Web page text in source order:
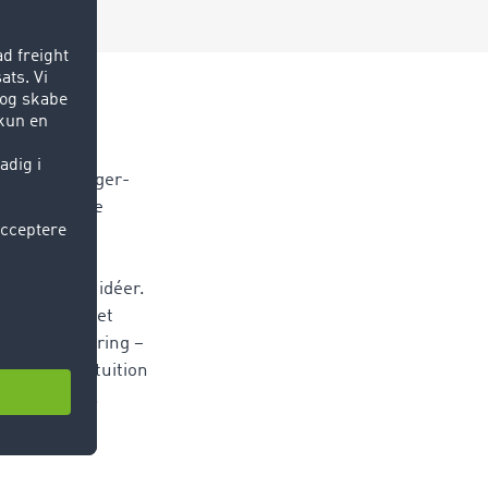
tunnelbygger-
den karrige
været
af nye idéer.
emnet
en åbenbaring –
følge sin intuition